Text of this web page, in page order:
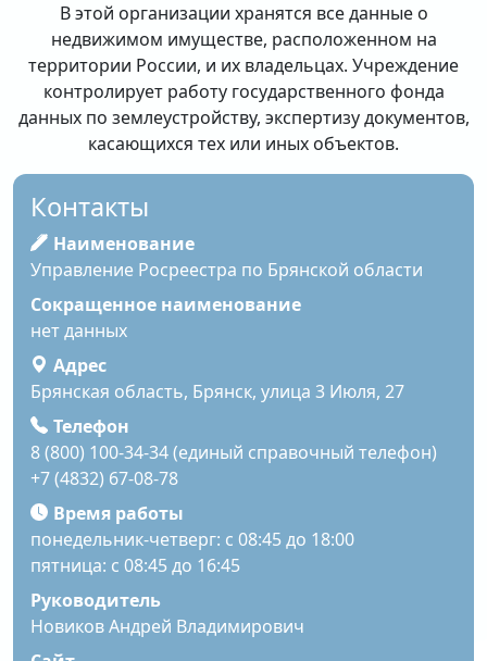
В этой организации хранятся все данные о
недвижимом имуществе, расположенном на
территории России, и их владельцах. Учреждение
контролирует работу государственного фонда
данных по землеустройству, экспертизу документов,
касающихся тех или иных объектов.
Контакты
Наименование
Управление Росреестра по Брянской области
Сокращенное наименование
нет данных
Адрес
Брянская область, Брянск, улица 3 Июля, 27
Телефон
8 (800) 100-34-34 (единый справочный телефон)
+7 (4832) 67-08-78
Время работы
понедельник-четверг: с 08:45 до 18:00
пятница: с 08:45 до 16:45
Руководитель
Новиков Андрей Владимирович